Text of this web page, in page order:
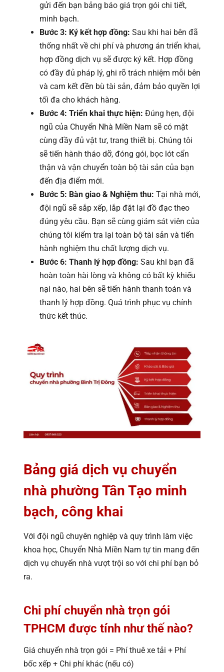
gửi đến bạn bảng báo giá trọn gói chi tiết,
minh bạch.
Bước 3: Ký kết hợp đồng: Sau khi hai bên đã
thống nhất về chi phí và phương án triển khai,
hợp đồng dịch vụ sẽ được ký kết. Hợp đồng
có đầy đủ pháp lý, ghi rõ trách nhiệm mỗi bên
và cam kết đền bù tài sản, đảm bảo quyền lợi
tối đa cho khách hàng.
Bước 4: Triển khai thực hiện: Đúng hẹn, đội
ngũ của Chuyển Nhà Miền Nam sẽ có mặt
cùng đầy đủ vật tư, trang thiết bị. Chúng tôi
sẽ tiến hành tháo dỡ, đóng gói, bọc lót cẩn
thận và vận chuyển toàn bộ tài sản của bạn
đến địa điểm mới.
Bước 5: Bàn giao & Nghiệm thu: Tại nhà mới,
đội ngũ sẽ sắp xếp, lắp đặt lại đồ đạc theo
đúng yêu cầu. Bạn sẽ cùng giám sát viên của
chúng tôi kiểm tra lại toàn bộ tài sản và tiến
hành nghiệm thu chất lượng dịch vụ.
Bước 6: Thanh lý hợp đồng: Sau khi bạn đã
hoàn toàn hài lòng và không có bất kỳ khiếu
nại nào, hai bên sẽ tiến hành thanh toán và
thanh lý hợp đồng. Quá trình phục vụ chính
thức kết thúc.
Bảng giá dịch vụ chuyển
nhà phường Tân Tạo minh
bạch, công khai
Với đội ngũ chuyên nghiệp và quy trình làm việc
khoa học, Chuyển Nhà Miền Nam tự tin mang đến
dịch vụ chuyển nhà vượt trội so với chi phí bạn bỏ
ra.
Chi phí chuyển nhà trọn gói
TPHCM được tính như thế nào?
Giá chuyển nhà trọn gói = Phí thuê xe tải + Phí
bốc xếp + Chi phí khác (nếu có)